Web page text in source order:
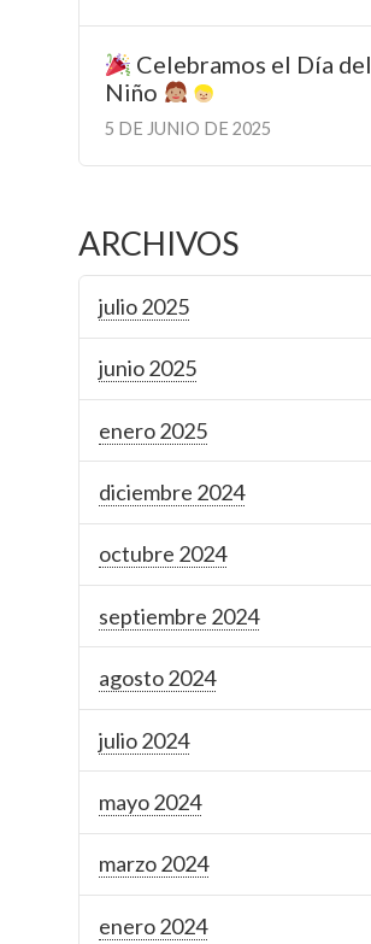
Celebramos el Día del
Niño
5 DE JUNIO DE 2025
ARCHIVOS
julio 2025
junio 2025
enero 2025
diciembre 2024
octubre 2024
septiembre 2024
agosto 2024
julio 2024
mayo 2024
marzo 2024
enero 2024